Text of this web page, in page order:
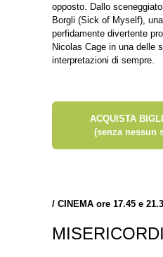
opposto. Dallo
Borgli (Sick of Myself),
perfidamente divertente
Nicolas Cage in una delle
interpretazioni di sempre.
ACQUISTA
(senza nessun
/ CINEMA ore 17.45 e